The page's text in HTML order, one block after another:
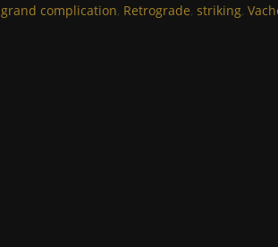
grand complication, Retrograde, striking,